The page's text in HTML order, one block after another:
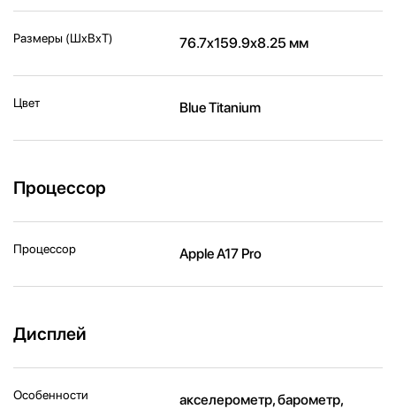
Размеры (ШxВxТ) 76.7x159.9x8.25 мм
Цвет Blue Titanium
Процессор
Процессор Apple A17 Pro
Дисплей
Особенности
акселерометр, барометр,